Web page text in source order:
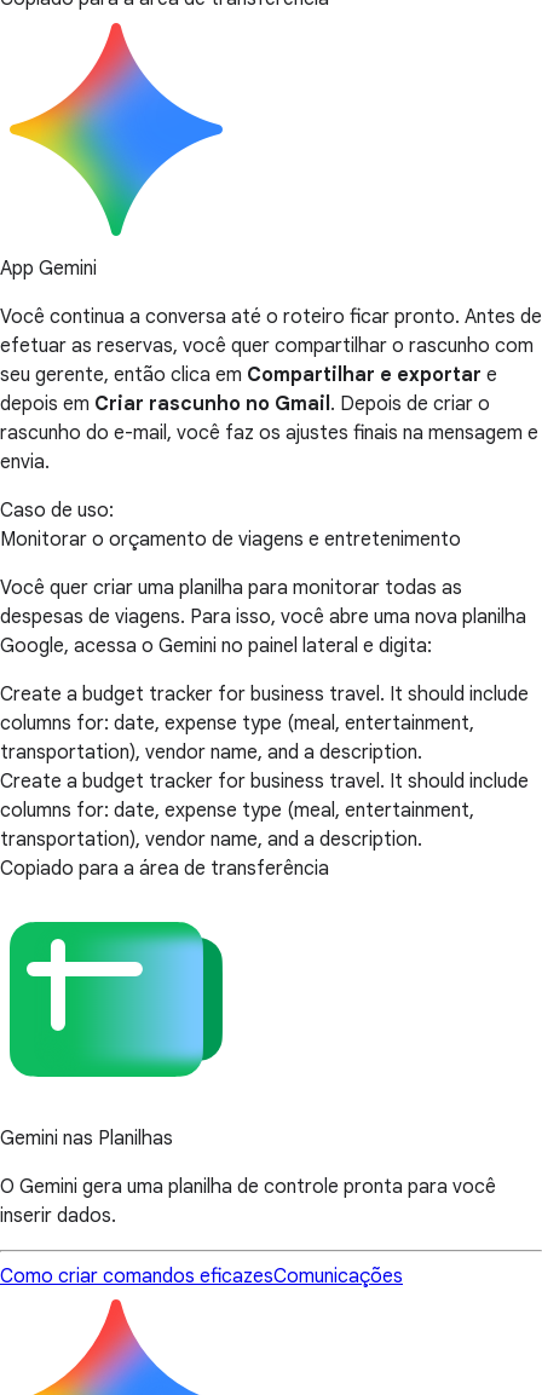
App Gemini
Você continua a conversa até o roteiro ficar pronto. Antes de
efetuar as reservas, você quer compartilhar o rascunho com
seu gerente, então clica em Compartilhar e exportar e
depois em Criar rascunho no Gmail. Depois de criar o
rascunho do e-mail, você faz os ajustes finais na mensagem e
envia.
Caso de uso:
Monitorar o orçamento de viagens e entretenimento
Você quer criar uma planilha para monitorar todas as
despesas de viagens. Para isso, você abre uma nova planilha
Google, acessa o Gemini no painel lateral e digita:
Create a budget tracker for business travel. It should include
columns for: date, expense type (meal, entertainment,
transportation), vendor name, and a description.
Create a budget tracker for business travel. It should include
columns for: date, expense type (meal, entertainment,
transportation), vendor name, and a description.
Copiado para a área de transferência
Gemini nas Planilhas
O Gemini gera uma planilha de controle pronta para você
inserir dados.
Como criar comandos eficazesComunicações